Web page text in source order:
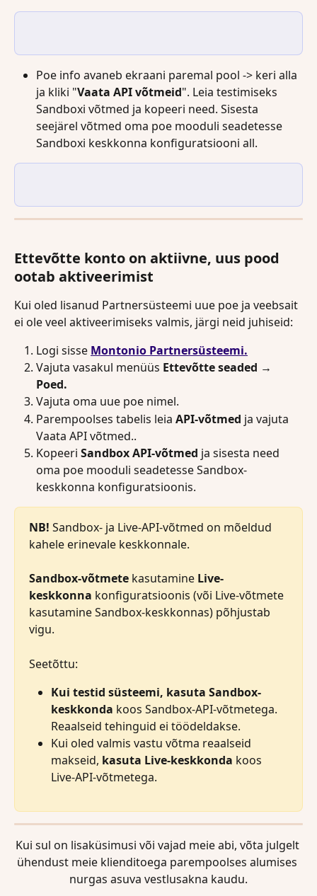
Poe info avaneb ekraani paremal pool -> keri alla
ja kliki "Vaata API võtmeid". Leia testimiseks
Sandboxi võtmed ja kopeeri need. Sisesta
seejärel võtmed oma poe mooduli seadetesse
Sandboxi keskkonna konfiguratsiooni all.
Ettevõtte konto on aktiivne, uus pood
ootab aktiveerimist
Kui oled lisanud Partnersüsteemi uue poe ja veebsait
ei ole veel aktiveerimiseks valmis, järgi neid juhiseid:
Logi sisse Montonio Partnersüsteemi.
Vajuta vasakul menüüs Ettevõtte seaded →
Poed.
Vajuta oma uue poe nimel.
Parempoolses tabelis leia API-võtmed ja vajuta
Vaata API võtmed..
Kopeeri Sandbox API-võtmed ja sisesta need
oma poe mooduli seadetesse Sandbox-
keskkonna konfiguratsioonis.
NB! Sandbox- ja Live-API-võtmed on mõeldud
kahele erinevale keskkonnale.
Sandbox-võtmete kasutamine Live-
keskkonna konfiguratsioonis (või Live-võtmete
kasutamine Sandbox-keskkonnas) põhjustab
vigu.
Seetõttu:
Kui testid süsteemi, kasuta Sandbox-
keskkonda koos Sandbox-API-võtmetega.
Reaalseid tehinguid ei töödeldakse.
Kui oled valmis vastu võtma reaalseid
makseid, kasuta Live-keskkonda koos
Live-API-võtmetega.
Kui sul on lisaküsimusi või vajad meie abi, võta julgelt
ühendust meie klienditoega parempoolses alumises
nurgas asuva vestlusakna kaudu.